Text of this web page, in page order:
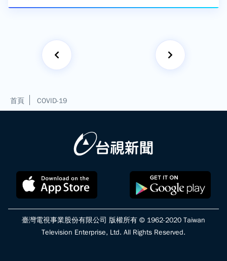
首頁 COVID-19
臺灣電視事業股份有限公司 版權所有 © 1962-2020 Taiwan
Television Enterprise, Ltd. All Rights Reserved.